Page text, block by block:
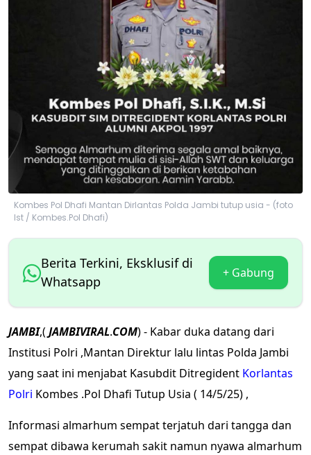
Kombes Pol Dhafi Mantan Dirlantas Polda Jambi tutup usia - (foto
Ist / Kombes.Pol Dhafi)
Berita Terkini, Eksklusif di
Whatsapp
+ Gabung
JAMBI,( JAMBIVIRAL.COM) - Kabar duka datang dari
Institusi Polri ,Mantan Direktur lalu lintas Polda Jambi
yang saat ini menjabat Kasubdit Ditregident Korlantas
Polri Kombes .Pol Dhafi Tutup Usia ( 14/5/25) ,
Informasi almarhum sempat terjatuh dari tangga dan
sempat dibawa kerumah sakit namun nyawa almarhum